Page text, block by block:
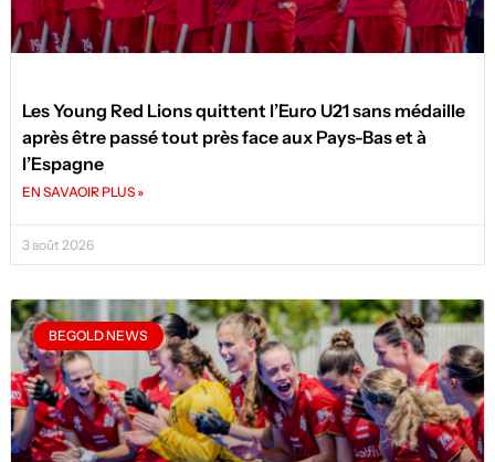
Les Young Red Lions quittent l’Euro U21 sans médaille
après être passé tout près face aux Pays-Bas et à
l’Espagne
EN SAVAOIR PLUS »
3 août 2026
BEGOLD NEWS